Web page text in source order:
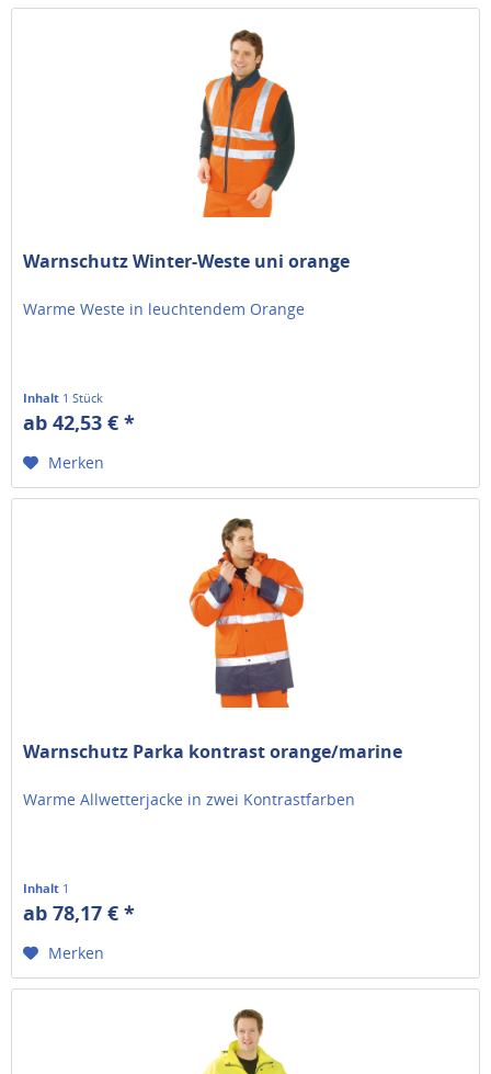
Warnschutz Winter-Weste uni orange
Warme Weste in leuchtendem Orange
Inhalt 1 Stück
ab 42,53 € *
Merken
Warnschutz Parka kontrast orange/marine
Warme Allwetterjacke in zwei Kontrastfarben
Inhalt 1
ab 78,17 € *
Merken